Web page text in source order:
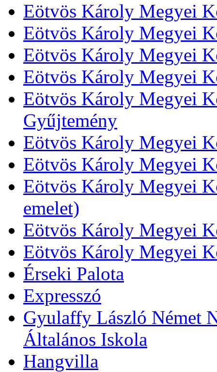
Eötvös Károly Megyei
Eötvös Károly Megyei
Eötvös Károly Megyei
Eötvös Károly Megyei
Eötvös Károly Megyei
Gyűjtemény
Eötvös Károly Megyei
Eötvös Károly Megyei
Eötvös Károly Megyei
emelet)
Eötvös Károly Megyei
Eötvös Károly Megyei
Érseki Palota
Expresszó
Gyulaffy László Német
Általános Iskola
Hangvilla